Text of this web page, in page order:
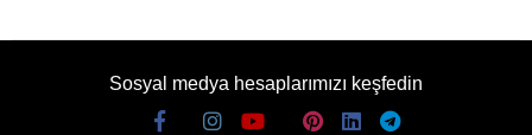
Sosyal medya hesaplarımızı keşfedin